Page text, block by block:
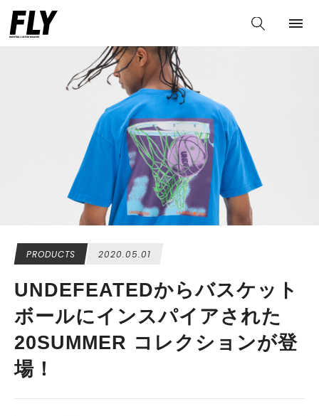
PRODUCTS 2020.05.01
UNDEFEATEDからバスケット
ボールにインスパイアされた
20SUMMER コレクションが登
場！